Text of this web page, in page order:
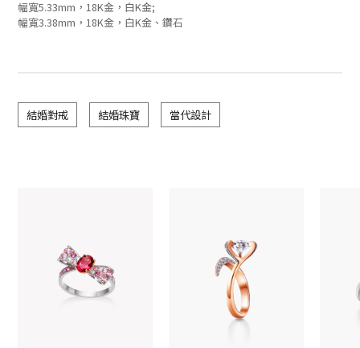
幅寬5.33mm，18K金，白K金;
幅寬3.38mm，18K金，白K金、鑽石
結婚對戒 結婚珠寶 當代設計